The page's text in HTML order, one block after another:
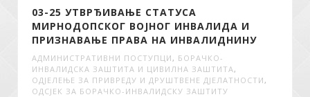
03-25 УТВРЂИВАЊЕ СТАТУСА
МИРНОДОПСКОГ ВОЈНОГ ИНВАЛИДА И
ПРИЗНАВАЊЕ ПРАВА НА ИНВАЛИДНИНУ
АДМИНИСТРАТИВНИ ПОСТУПЦИ , БОРАЧКО-
ИНВАЛИДСКА ЗАШТИТА И ЦИВИЛНА ЗАШТИТА ,
ОДЈЕЛЕЊЕ ЗА ПРИВРЕДУ И ДРУШТВЕНЕ ДЈЕЛАТНОСТИ ,
ОДСЈЕК ЗА БОРАЧКО-ИНВАЛИДСКУ ЗАШТИТУ